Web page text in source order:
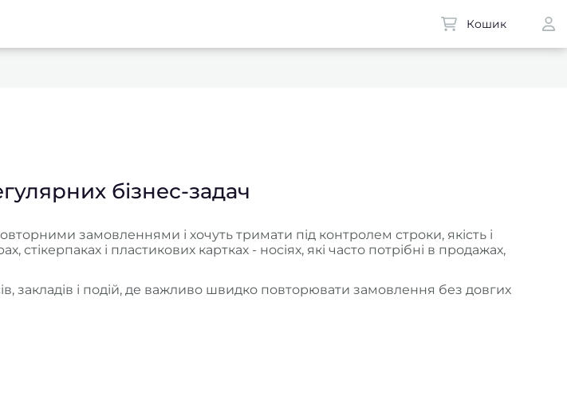
Кошик
бізнес-задач
замовленнями і хочуть тримати під контролем строки, якість і
і пластикових картках - носіях, які часто потрібні в продажах,
закладів і подій, де важливо швидко повторювати замовлення без довгих